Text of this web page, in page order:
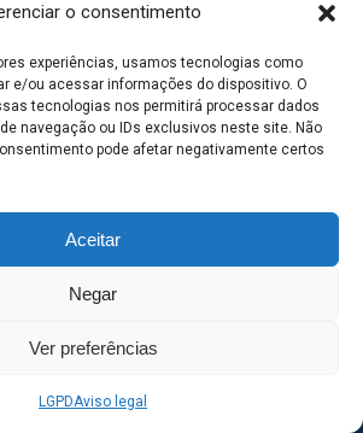
o consentimento
experiências, usamos tecnologias como
e/ou acessar informações do dispositivo. O
tecnologias nos permitirá processar dados
navegação ou IDs exclusivos neste site. Não
pode afetar negativamente certos
Aceitar
Negar
Ver preferências
LGPDAviso legal
MUNICIPAL - Avenida